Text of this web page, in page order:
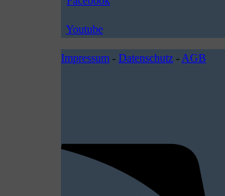
Youtube
Impressum - Datenschutz - AGB